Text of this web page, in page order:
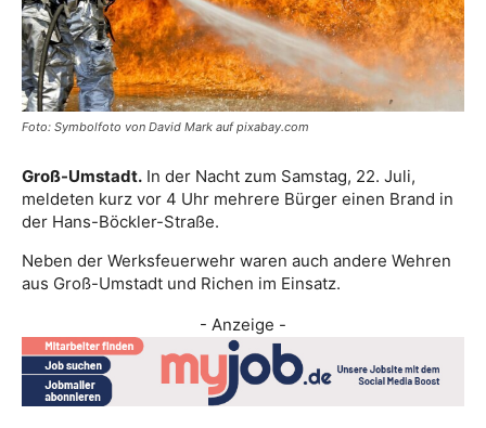
Foto: Symbolfoto von David Mark auf pixabay.com
Groß-Umstadt. In der Nacht zum Samstag, 22. Juli,
meldeten kurz vor 4 Uhr mehrere Bürger einen Brand in
der Hans-Böckler-Straße.
Neben der Werksfeuerwehr waren auch andere Wehren
aus Groß-Umstadt und Richen im Einsatz.
- Anzeige -